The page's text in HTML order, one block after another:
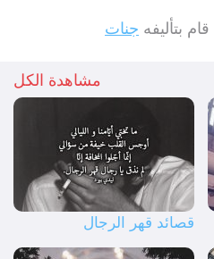
قام بتأليفه جنات
مشاهدة الكل
قصائد قهر الرجال